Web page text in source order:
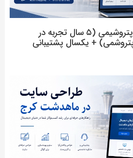
بهترین طراحی سایت پتروشیمی (۵ سال تجربه در
+ یکسال پشتیبانی